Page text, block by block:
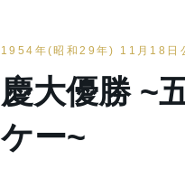
1954年(昭和29年) 11月18日
慶大優勝 ~
ケー~